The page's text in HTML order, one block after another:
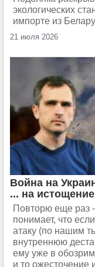
экологических
импорте из
21 июля 2026
Война на
... на истощение
Повторю еще раз
понимает, что
атаку (по нашим
внутреннюю
ему уже в
и то ожесточение